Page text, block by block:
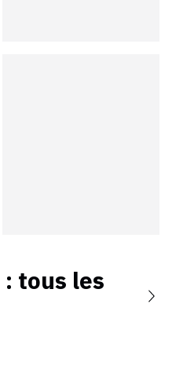
: tous les